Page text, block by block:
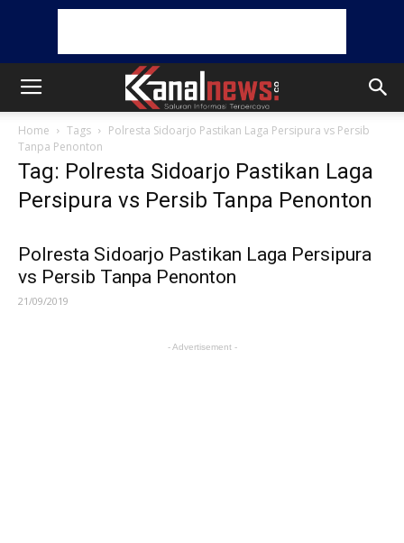
Home Tags
Polresta Sidoarjo Pastikan Laga Persipura vs Persib
Tanpa Penonton
Tag: Polresta Sidoarjo Pastikan Laga
Persipura vs Persib Tanpa Penonton
Polresta Sidoarjo Pastikan Laga Persipura
vs Persib Tanpa Penonton
21/09/2019
- Advertisement -